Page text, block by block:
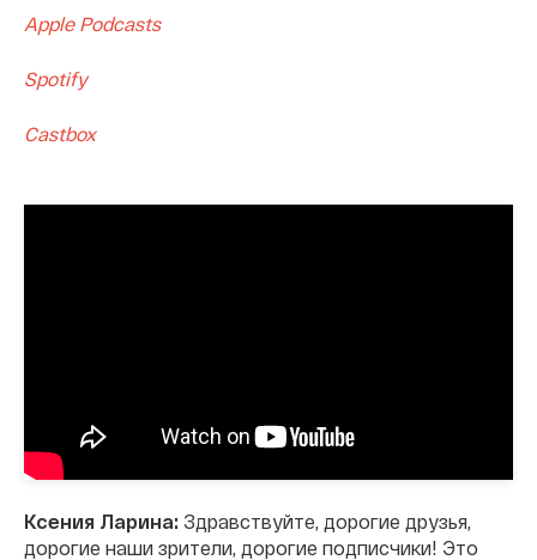
Apple Podcasts
Spotify
Castbox
Ксения Ларина: Здравствуйте, дорогие друзья,
дорогие наши зрители, дорогие подписчики! Это